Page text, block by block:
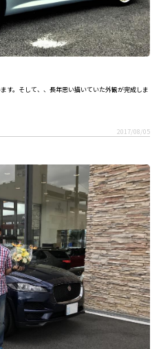
す。そして、、長年思い描いていた外観が完成しま
2017/08/05